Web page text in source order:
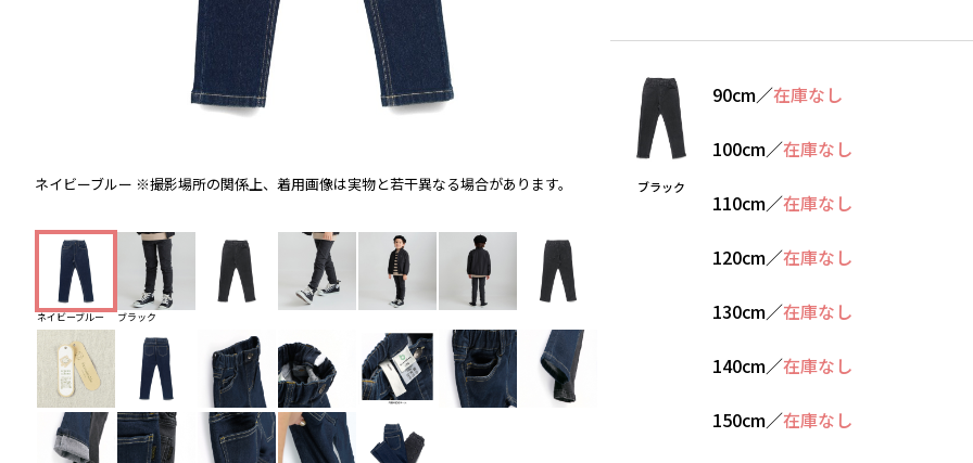
ネイビーブルー ※撮影場所の関係上、着用画像は実物と若干異なる場合があります。 ブラック※撮影場所の関係上、着用画像は実物と若干異
ネイビーブルー ブラック
ブラック
90cm／在庫なし
100cm／在庫なし
110cm／在庫なし
120cm／在庫なし
130cm／在庫なし
140cm／在庫なし
150cm／在庫なし